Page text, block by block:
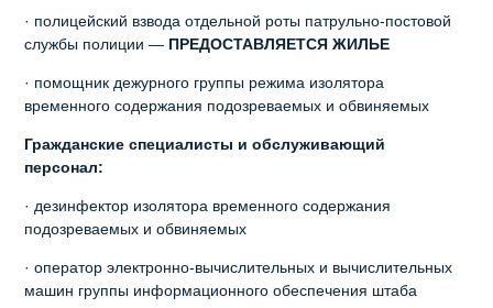
· полицейский взвода отдельной роты патрульно-постовой
службы полиции — ПРЕДОСТАВЛЯЕТСЯ ЖИЛЬЕ
· помощник дежурного группы режима изолятора
временного содержания подозреваемых и обвиняемых
Гражданские специалисты и обслуживающий
персонал:
· дезинфектор изолятора временного содержания
подозреваемых и обвиняемых
· оператор электронно-вычислительных и вычислительных
машин группы информационного обеспечения штаба